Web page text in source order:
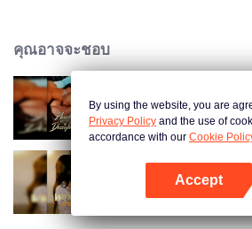
คุณอาจจะชอบ
ผูกพันกับภรรยาที่ห
พยาบาทข้ามภพ
By using the website, you are
Privacy Policy and the use of
accordance with our Cookie
Accept